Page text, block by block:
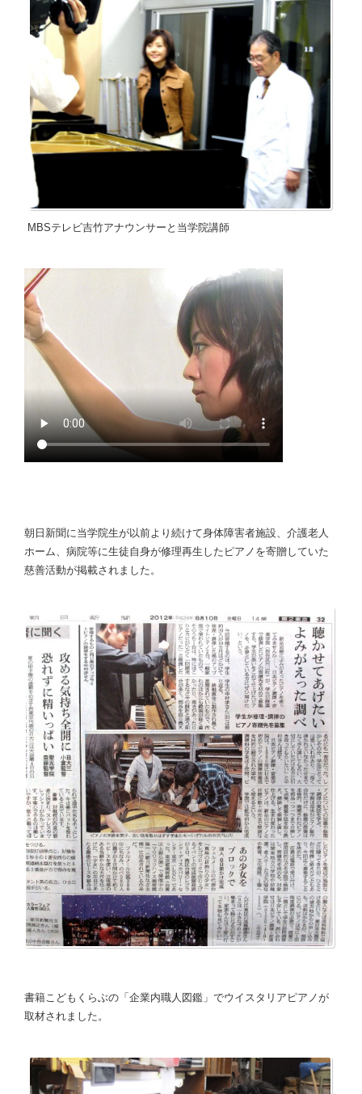
MBSテレビ吉竹アナウンサーと当学院講師
朝日新聞に当学院生が以前より続けて身体障害者施設、介護老人
ホーム、病院等に生徒自身が修理再生したピアノを寄贈していた
慈善活動が掲載されました。
書籍こどもくらぶの「企業内職人図鑑」でウイスタリアピアノが
取材されました。